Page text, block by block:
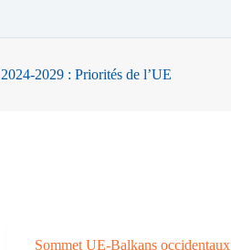
2024-2029 : Priorités de l’UE
Sommet UE-Balkans occidentaux